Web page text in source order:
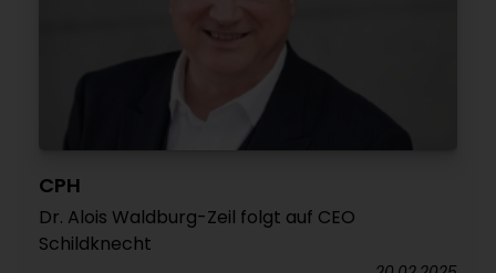
CPH
Dr. Alois Waldburg-Zeil folgt auf CEO
Schildknecht